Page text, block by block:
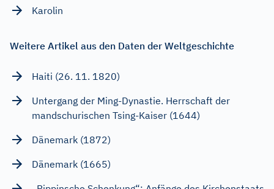
Karolin
Weitere Artikel aus den Daten der Weltgeschichte
Haiti (26. 11. 1820)
Untergang der Ming-Dynastie. Herrschaft der
mandschurischen Tsing-Kaiser (1644)
Dänemark (1872)
Dänemark (1665)